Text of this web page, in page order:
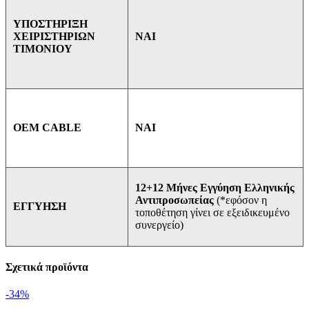
ΥΠΟΣΤΗΡΙΞΗ
ΧΕΙΡΙΣΤΗΡΙΩΝ
ΤΙΜΟΝΙΟΥ
ΝΑΙ
OEM CABLE ΝΑΙ
ΕΓΓΥΗΣΗ
12+12 Μήνες Εγγύηση Ελληνικής
Αντιπροσωπείας (*εφόσον η
τοποθέτηση γίνει σε εξειδικευμένο
συνεργείο)
Σχετικά προϊόντα
-34%